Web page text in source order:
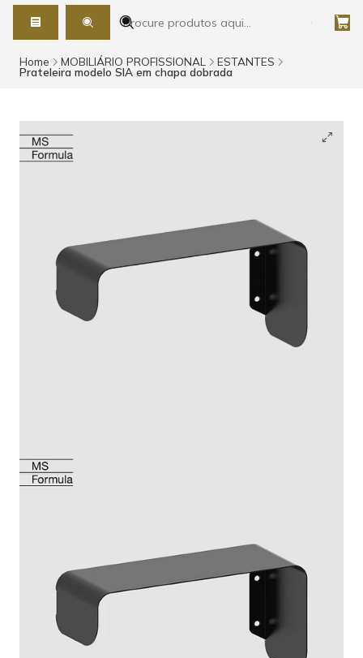
Home MOBILIÁRIO PROFISSIONAL ESTANTES
Prateleira modelo SIA em chapa dobrada